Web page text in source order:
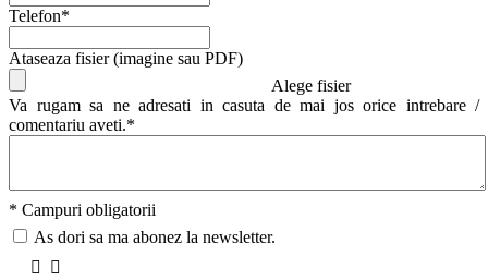
Telefon*
Ataseaza fisier (imagine sau PDF)
Alege fisier
Va rugam sa ne adresati in casuta de mai jos orice intrebare /
comentariu aveti.*
* Campuri obligatorii
As dori sa ma abonez la newsletter.